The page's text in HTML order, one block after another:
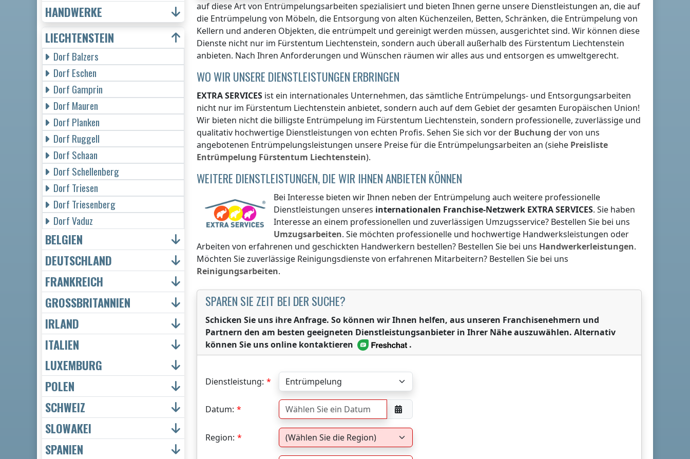
auf diese Art von Entrümpelungsarbeiten spezialisiert und bieten Ihnen gerne unsere Dienstleistungen an, die auf
die Entrümpelung von Möbeln, die Entsorgung von alten Küchenzeilen, Betten, Schränken, die Entrümpelung von
Kellern und anderen Objekten, die entrümpelt und gereinigt werden müssen, ausgerichtet sind. Wir können diese
Dienste nicht nur im Fürstentum Liechtenstein, sondern auch überall außerhalb des Fürstentum Liechtenstein
anbieten. Nach Ihren Anforderungen und Wünschen räumen wir alles aus und entsorgen es umweltgerecht.
WO WIR UNSERE DIENSTLEISTUNGEN ERBRINGEN
EXTRA SERVICES ist ein internationales Unternehmen, das sämtliche Entrümpelungs- und Entsorgungsarbeiten
nicht nur im Fürstentum Liechtenstein anbietet, sondern auch auf dem Gebiet der gesamten Europäischen Union!
Wir bieten nicht die billigste Entrümpelung im Fürstentum Liechtenstein, sondern professionelle, zuverlässige und
qualitativ hochwertige Dienstleistungen von echten Profis. Sehen Sie sich vor der Buchung der von uns
angebotenen Entrümpelungsleistungen unsere Preise für die Entrümpelungsarbeiten an (siehe Preisliste
Entrümpelung Fürstentum Liechtenstein).
WEITERE DIENSTLEISTUNGEN, DIE WIR IHNEN ANBIETEN KÖNNEN
Bei Interesse bieten wir Ihnen neben der Entrümpelung auch weitere professionelle
Dienstleistungen unseres internationalen Franchise-Netzwerk EXTRA SERVICES. Sie haben
Interesse an einem professionellen und zuverlässigen Umzugsservice? Bestellen Sie bei uns
Umzugsarbeiten. Sie möchten professionelle und hochwertige Handwerksleistungen oder
Arbeiten von erfahrenen und geschickten Handwerkern bestellen? Bestellen Sie bei uns Handwerkerleistungen.
Möchten Sie zuverlässige Reinigungsdienste von erfahrenen Mitarbeitern? Bestellen Sie bei uns
Reinigungsarbeiten.
SPAREN SIE ZEIT BEI DER SUCHE?
Schicken Sie uns ihre Anfrage. So können wir Ihnen helfen, aus unseren Franchisenehmern und
Partnern den am besten geeigneten Dienstleistungsanbieter in Ihrer Nähe auszuwählen. Alternativ
können Sie uns online kontaktieren
.
Dienstleistung:
Datum:
Region:
HANDWERKE
LIECHTENSTEIN
Dorf Balzers
Dorf Eschen
Dorf Gamprin
Dorf Mauren
Dorf Planken
Dorf Ruggell
Dorf Schaan
Dorf Schellenberg
Dorf Triesen
Dorf Triesenberg
Dorf Vaduz
BELGIEN
DEUTSCHLAND
FRANKREICH
GROSSBRITANNIEN
IRLAND
ITALIEN
LUXEMBURG
POLEN
SCHWEIZ
SLOWAKEI
SPANIEN